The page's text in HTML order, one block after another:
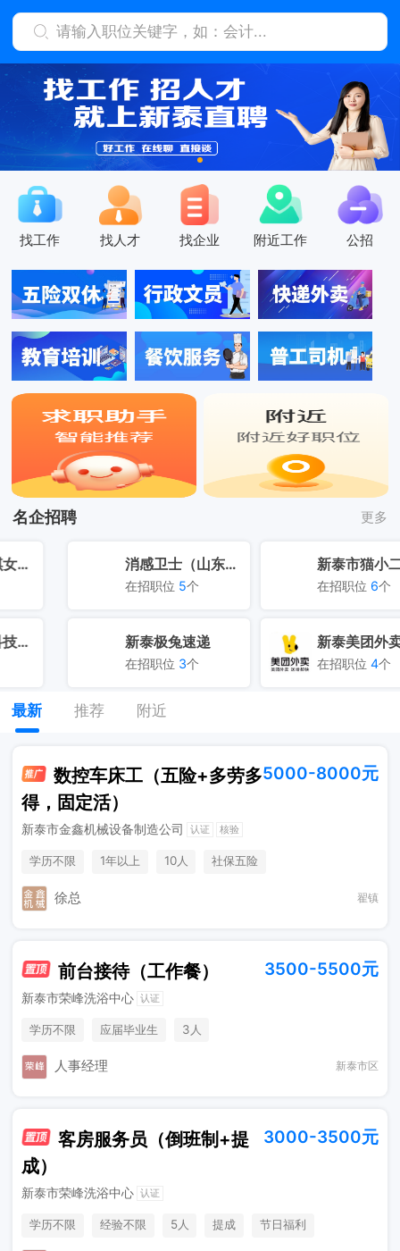
找工作 找人才 找企业 附近工作 公招
名企招聘 更多
消感卫士（山东）医疗用品有限公司
5个
新泰市猫小二企业管理有限公司
6个
新泰极兔速递
3个
新泰美团外卖
在招职位 4个
最新 推荐 附近
数控车床工（五险+多劳多
得，固定活）
5000-8000元
新泰市金鑫机械设备制造公司 认证 核验
学历不限 1年以上 10人 社保五险
徐总 翟镇
前台接待（工作餐） 3500-5500元
新泰市荣峰洗浴中心 认证
学历不限 应届毕业生 3人
人事经理 新泰市区
客房服务员（倒班制+提
成）
3000-3500元
新泰市荣峰洗浴中心 认证
学历不限 经验不限 5人 提成 节日福利